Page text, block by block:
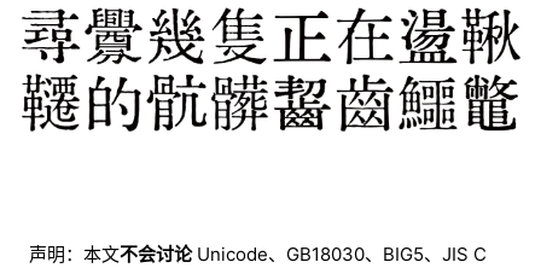
声明：本文不会讨论Unicode、GB18030、BIG5、JIS C